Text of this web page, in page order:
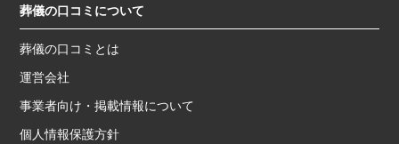
葬儀の口コミについて
葬儀の口コミとは
運営会社
事業者向け・掲載情報について
個人情報保護方針